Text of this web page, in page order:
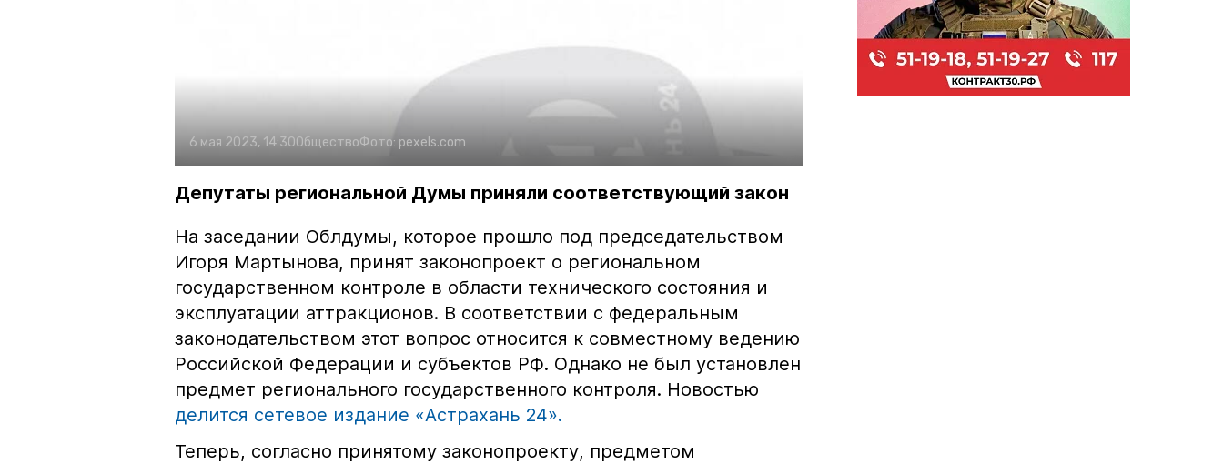
6 мая 2023, 14:30ОбществоФото: pexels.com
Депутаты региональной Думы приняли соответствующий закон
На заседании Облдумы, которое прошло под председательством
Игоря Мартынова, принят законопроект о региональном
государственном контроле в области технического состояния и
эксплуатации аттракционов. В соответствии с федеральным
законодательством этот вопрос относится к совместному ведению
Российской Федерации и субъектов РФ. Однако не был установлен
предмет регионального государственного контроля. Новостью
делится сетевое издание «Астрахань 24».
Теперь, согласно принятому законопроекту, предметом